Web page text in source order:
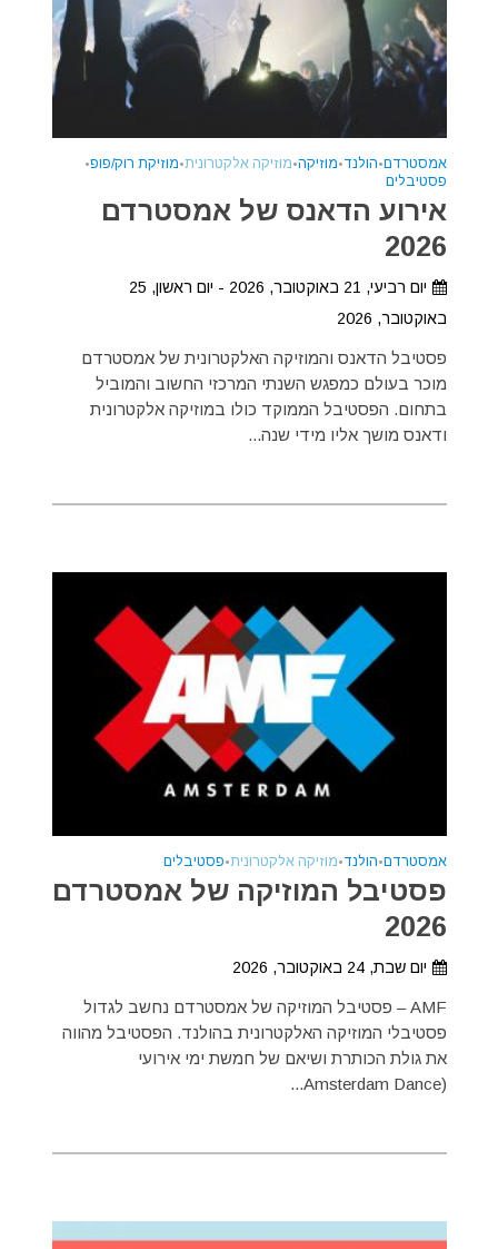
אמסטרדם•הולנד•מוזיקה•מוזיקה אלקטרונית•מוזיקת רוק/פופ•
פסטיבלים
אירוע הדאנס של אמסטרדם
2026
יום רביעי, 21 באוקטובר, 2026 - יום ראשון, 25
באוקטובר, 2026
פסטיבל הדאנס והמוזיקה האלקטרונית של אמסטרדם
מוכר בעולם כמפגש השנתי המרכזי החשוב והמוביל
בתחום. הפסטיבל הממוקד כולו במוזיקה אלקטרונית
ודאנס מושך אליו מידי שנה...
אמסטרדם•הולנד•מוזיקה אלקטרונית•פסטיבלים
פסטיבל המוזיקה של אמסטרדם
2026
יום שבת, 24 באוקטובר, 2026
AMF – פסטיבל המוזיקה של אמסטרדם נחשב לגדול
פסטיבלי המוזיקה האלקטרונית בהולנד. הפסטיבל מהווה
את גולת הכותרת ושיאם של חמשת ימי אירועי
(Amsterdam Dance...